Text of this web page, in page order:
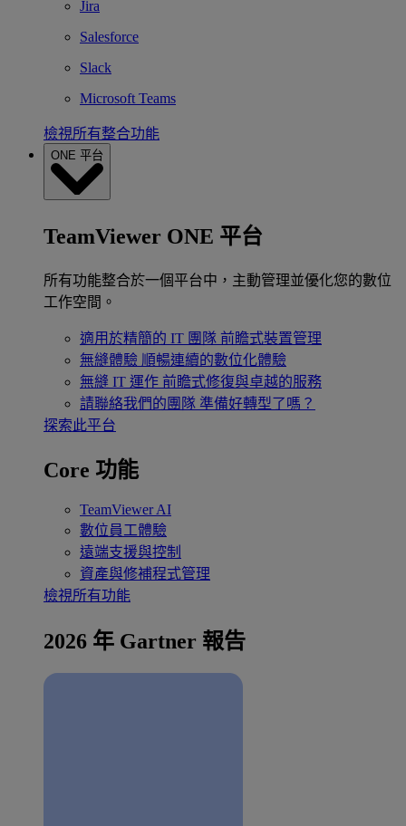
Jira
Salesforce
Slack
Microsoft Teams
檢視所有整合功能
ONE 平台
TeamViewer ONE 平台
所有功能整合於一個平台中，主動管理並優化您的數位
工作空間。
適用於精簡的 IT 團隊 前瞻式裝置管理
無縫體驗 順暢連續的數位化體驗
無縫 IT 運作 前瞻式修復與卓越的服務
請聯絡我們的團隊 準備好轉型了嗎？
探索此平台
Core 功能
TeamViewer AI
數位員工體驗
遠端支援與控制
資產與修補程式管理
檢視所有功能
2026 年 Gartner 報告